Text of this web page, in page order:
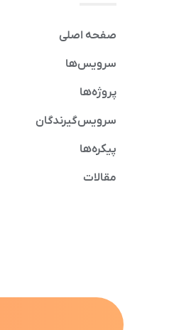
صفحه اصلی
سرویس‌ها
پروژه‌ها
سرویس‌گیرندگان
پیکره‌ها
مقالات